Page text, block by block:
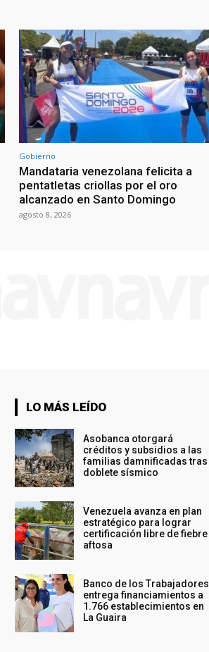
Gobierno
Mandataria venezolana felicita a
pentatletas criollas por el oro
alcanzado en Santo Domingo
agosto 8, 2026
LO MÁS LEÍDO
Asobanca otorgará
créditos y subsidios a las
familias damnificadas tras
doblete sísmico
Venezuela avanza en plan
estratégico para lograr
certificación libre de fiebre
aftosa
Banco de los Trabajadores
entrega financiamientos a
1.766 establecimientos en
La Guaira